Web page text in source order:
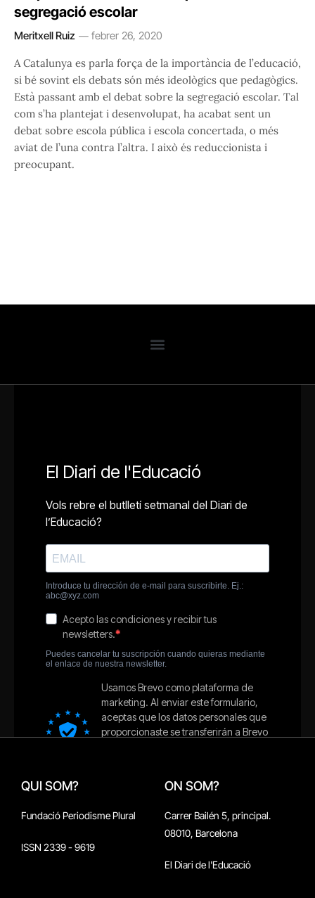
segregació escolar
Meritxell Ruiz febrer 26, 2020
A Catalunya es parla força de la importància de l’educació,
si bé sovint els debats són més ideològics que pedagògics.
Està passant amb el debat sobre la segregació escolar. Tal
com s’ha plantejat i desenvolupat, ha acabat sent un
debat sobre escola pública i escola concertada, o més
aviat de l’una contra l’altra. I això és reduccionista i
preocupant.
QUI SOM?
Fundació Periodisme Plural
ISSN 2339 - 9619
ON SOM?
Carrer Bailén 5, principal.
08010, Barcelona
El Diari de l'Educació